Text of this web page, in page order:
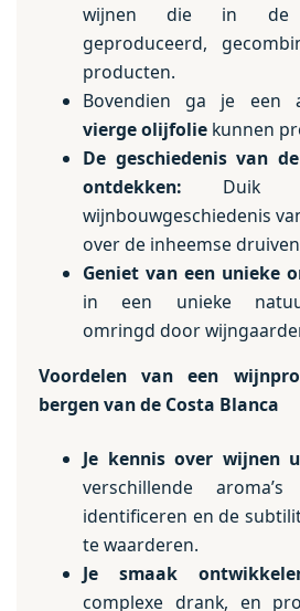
wijnen die in de
geproduceerd,
producten.
Bovendien ga je een
vierge olijfolie kunnen
De geschiedenis van
ontdekken: Duik
wijnbouwgeschiedenis
over de inheemse
Geniet van een unieke
in een unieke
omringd door
Voordelen van een
bergen van de Costa Blanca
Je kennis over wijnen
verschillende
identificeren en de
te waarderen.
Je smaak
complexe drank, en